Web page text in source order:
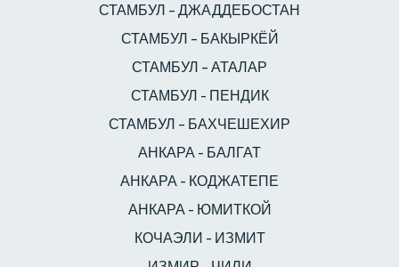
СТАМБУЛ – ДЖАДДЕБОСТАН
СТАМБУЛ – БАКЫРКЁЙ
СТАМБУЛ – АТАЛАР
СТАМБУЛ - ПЕНДИК
СТАМБУЛ – БАХЧЕШЕХИР
АНКАРА - БАЛГАТ
АНКАРА - КОДЖАТЕПЕ
АНКАРА - ЮМИТКОЙ
КОЧАЭЛИ - ИЗМИТ